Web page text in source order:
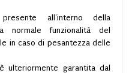
all'interno della
normale funzionalità del
in caso di pesantezza delle
ulteriormente garantita dal